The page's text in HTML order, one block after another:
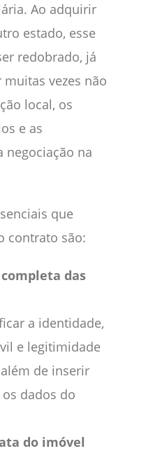
Ao adquirir
estado, esse
redobrado, já
vezes não
local, os
e as
negociação na
que
contrato são:
das
a identidade,
e legitimidade
de inserir
dados do
do imóvel